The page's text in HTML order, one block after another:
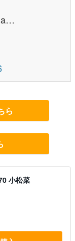
a…
ら
小松菜